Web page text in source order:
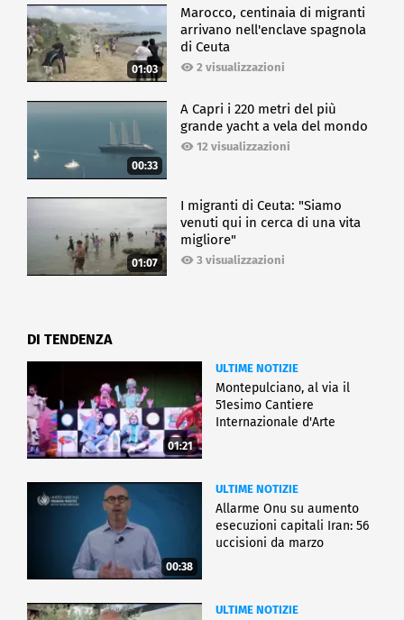
01:03
Marocco, centinaia di migranti
arrivano nell'enclave spagnola
di Ceuta
2 visualizzazioni
00:33
A Capri i 220 metri del più
grande yacht a vela del mondo
12 visualizzazioni
01:07
I migranti di Ceuta: "Siamo
venuti qui in cerca di una vita
migliore"
3 visualizzazioni
DI TENDENZA
01:21
ULTIME NOTIZIE
Montepulciano, al via il
51esimo Cantiere
Internazionale d'Arte
00:38
ULTIME NOTIZIE
Allarme Onu su aumento
esecuzioni capitali Iran: 56
uccisioni da marzo
ULTIME NOTIZIE